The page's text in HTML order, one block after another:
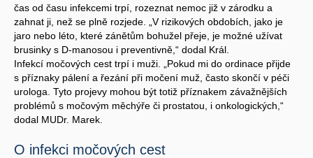
čas od času infekcemi trpí, rozeznat nemoc již v zárodku a
zahnat ji, než se plně rozjede. „V rizikových obdobích, jako je
jaro nebo léto, které zánětům bohužel přeje, je možné užívat
brusinky s D-manosou i preventivně,“ dodal Král.
Infekcí močových cest trpí i muži. „Pokud mi do ordinace přijde
s příznaky pálení a řezání při močení muž, často skončí v péči
urologa. Tyto projevy mohou být totiž příznakem závažnějších
problémů s močovým měchýře či prostatou, i onkologických,“
dodal MUDr. Marek.
O infekci močových cest